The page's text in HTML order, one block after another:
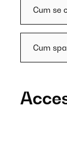
Cum se
Cum